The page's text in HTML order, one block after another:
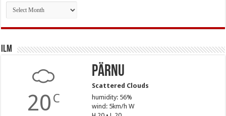
Archives
Ilm
20 C
Pärnu
Scattered Clouds
humidity: 56%
wind: 5km/h W